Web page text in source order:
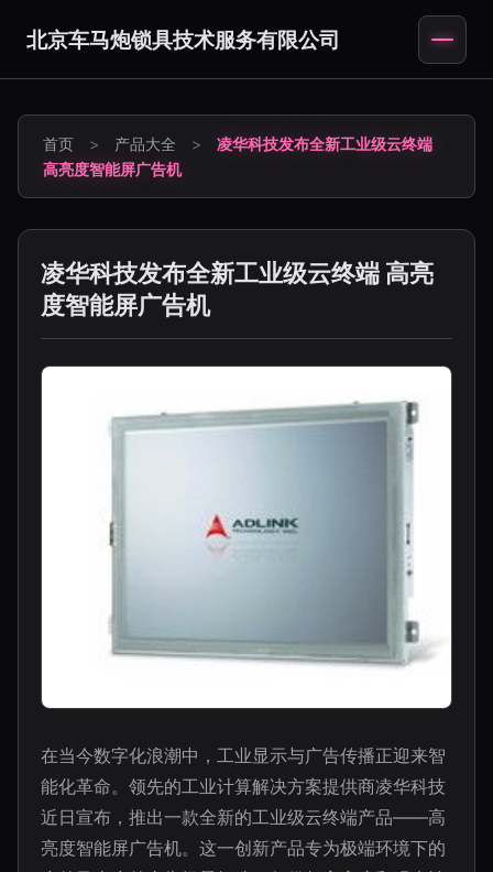
北京车马炮锁具技术服务有限公司
首页 > 产品大全 >
凌华科技发布全新工业级云终端
高亮度智能屏广告机
凌华科技发布全新工业级云终端 高亮
度智能屏广告机
在当今数字化浪潮中，工业显示与广告传播正迎来智
能化革命。领先的工业计算解决方案提供商凌华科技
近日宣布，推出一款全新的工业级云终端产品——高
亮度智能屏广告机。这一创新产品专为极端环境下的